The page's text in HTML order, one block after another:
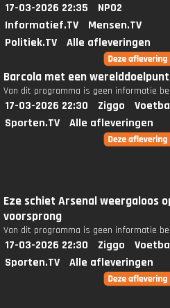
17-03-2026 22:35
NPO2
Informatief.TV
Mensen.TV
Politiek.TV
Alle afleveringen
Barcola met een
Van dit programma is geen informatie
17-03-2026 22:30 Ziggo
Sporten.TV
Alle afleveringen
Eze schiet Arsenal weergaloos
voorsprong
Van dit programma is geen informatie
17-03-2026 22:30 Ziggo
Sporten.TV
Alle afleveringen